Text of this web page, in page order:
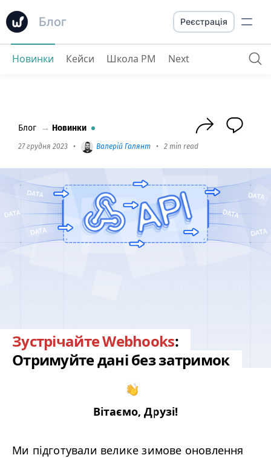
Блог
Зустрічайте Webhooks : Отримуйте дані
Реєстрація
Новинки Кейси Школа PM Next
Блог → Новинки
27 грудня 2023 • Валерій Галянт • 2 min read
Зустрічайте Webhooks:
Отримуйте дані без затримок
Вітаємо, Друзі!
Ми підготували велике зимове оновлення